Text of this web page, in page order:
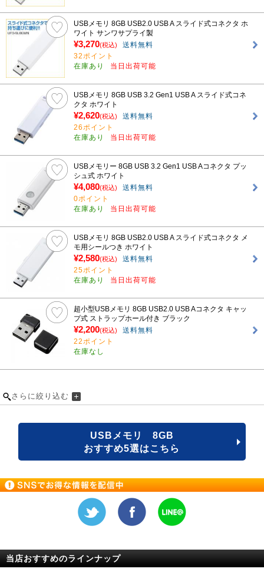
USBメモリ 8GB USB2.0 USB A スライド式コネクタ ホ
ワイト サンワサプライ製
¥3,270(税込)
送料無料
32ポイント
在庫あり
当日出荷可能
USBメモリ 8GB USB 3.2 Gen1 USB A スライド式コネ
クタ ホワイト
¥2,620(税込)
送料無料
26ポイント
在庫あり
当日出荷可能
USBメモリー 8GB USB 3.2 Gen1 USB Aコネクタ プッ
シュ式 ホワイト
¥4,080(税込)
送料無料
0ポイント
在庫あり
当日出荷可能
USBメモリ 8GB USB2.0 USB A スライド式コネクタ メ
モ用シールつき ホワイト
¥2,580(税込)
送料無料
25ポイント
在庫あり
当日出荷可能
超小型USBメモリ 8GB USB2.0 USB Aコネクタ キャッ
プ式 ストラップホール付き ブラック
¥2,200(税込)
送料無料
22ポイント
在庫なし
さらに絞り込む
USBメモリ 8GB
おすすめ5選はこちら
当店おすすめのラインナップ